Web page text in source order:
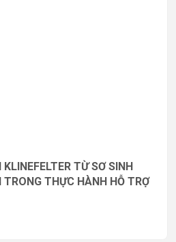
TỪ SƠ SINH
THỰC HÀNH HỖ TRỢ